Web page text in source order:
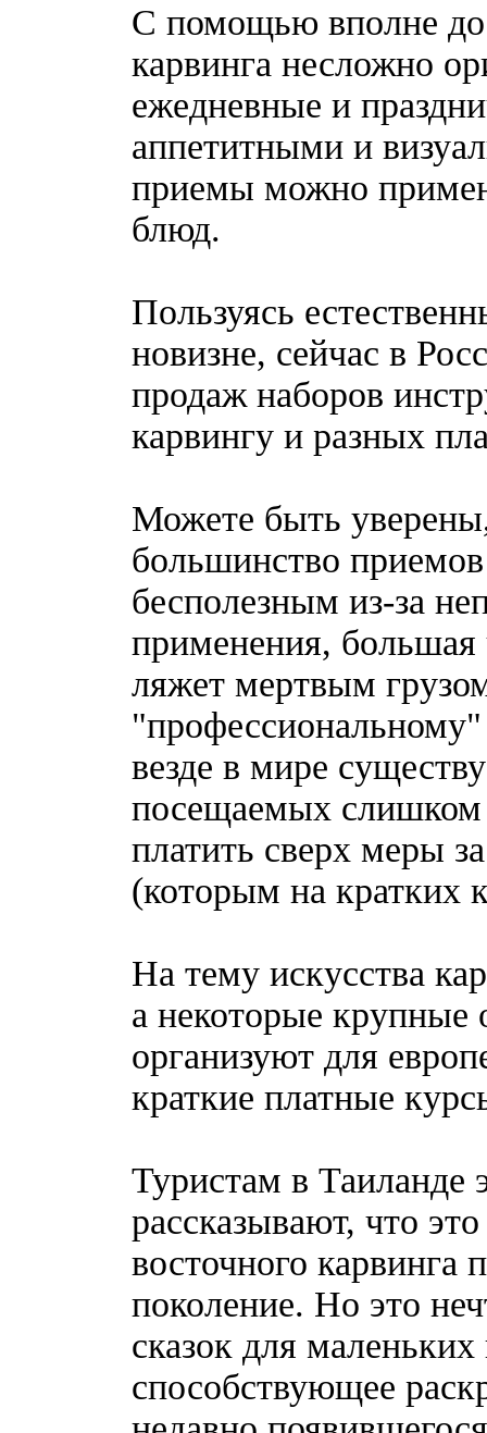
С помощью вполне
карвинга несложно
ежедневные и
аппетитными и
приемы можно
блюд.
Пользуясь
новизне, сейчас в
продаж наборов
карвингу и разных
Можете быть
большинство приемов
бесполезным из-за
применения, большая
ляжет мертвым
везде в мире
посещаемых
платить сверх меры
(которым на кратких
На тему искусства
а некоторые крупные
организуют для
краткие платные
Туристам в Таиланде
рассказывают, что
восточного карвинга
поколение. Но это
сказок для
способствующее